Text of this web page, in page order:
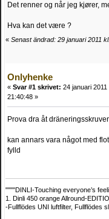
Det renner og når jeg kjører,
Hva kan det være ?
« Senast ändrad: 29 januari 2011
Onlyhenke
« Svar #1 skrivet: 24 januari 2011
21:40:48 »
Prova dra åt
kan annars vara något med
fylld
""""DINLI-Touching everyone’s
1. Dinli 450 orange Allround-
-Fullflödes UNI luftfilter, Fullflödes